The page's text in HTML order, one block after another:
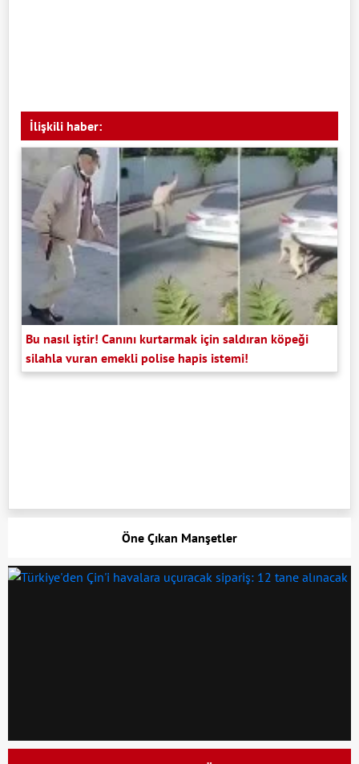
İlişkili haber:
Bu nasıl iştir! Canını kurtarmak için saldıran köpeği
silahla vuran emekli polise hapis istemi!
Öne Çıkan Manşetler